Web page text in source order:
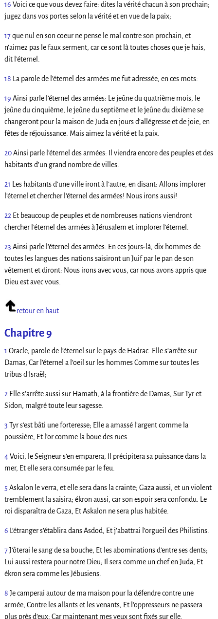
16 Voici ce que vous devez faire: dites la vérité chacun à son prochain;
jugez dans vos portes selon la vérité et en vue de la paix;
17que nul en son coeur ne pense le mal contre son prochain, et
n’aimez pas le faux serment, car ce sont là toutes choses que je hais,
dit l’éternel.
18 La parole de l’éternel des armées me fut adressée, en ces mots:
19 Ainsi parle l’éternel des armées: Le jeûne du quatrième mois, le
jeûne du cinquième, le jeûne du septième et le jeûne du dixième se
changeront pour la maison de Juda en jours d’allégresse et de joie, en
fêtes de réjouissance. Mais aimez la vérité et la paix.
20Ainsi parle l’éternel des armées: Il viendra encore des peuples et des
habitants d’un grand nombre de villes.
21 Les habitants d’une ville iront à l’autre, en disant: Allons implorer
l’éternel et chercher l’éternel des armées! Nous irons aussi!
22Et beaucoup de peuples et de nombreuses nations viendront
chercher l’éternel des armées à Jérusalem et implorer l’éternel.
23 Ainsi parle l’éternel des armées: En ces jours-là, dix hommes de
toutes les langues des nations saisiront un Juif par le pan de son
vêtement et diront: Nous irons avec vous, car nous avons appris que
Dieu est avec vous.
retour en haut
Chapitre 9
1 Oracle, parole de l’éternel sur le pays de Hadrac. Elle s’arrête sur
Damas, Car l’éternel a l’oeil sur les hommes Comme sur toutes les
tribus d’Israël;
2 Elle s’arrête aussi sur Hamath, à la frontière de Damas, Sur Tyr et
Sidon, malgré toute leur sagesse.
3 Tyr s’est bâti une forteresse; Elle a amassé l’argent comme la
poussière, Et l’or comme la boue des rues.
4Voici, le Seigneur s’en emparera, Il précipitera sa puissance dans la
mer, Et elle sera consumée par le feu.
5 Askalon le verra, et elle sera dans la crainte; Gaza aussi, et un violent
tremblement la saisira; ékron aussi, car son espoir sera confondu. Le
roi disparaîtra de Gaza, Et Askalon ne sera plus habitée.
6 L’étranger s’établira dans Asdod, Et j’abattrai l’orgueil des Philistins.
7J’ôterai le sang de sa bouche, Et les abominations d’entre ses dents;
Lui aussi restera pour notre Dieu; Il sera comme un chef en Juda, Et
ékron sera comme les Jébusiens.
8 Je camperai autour de ma maison pour la défendre contre une
armée, Contre les allants et les venants, Et l’oppresseurs ne passera
plus près d’eux; Car maintenant mes yeux sont fixés sur elle.